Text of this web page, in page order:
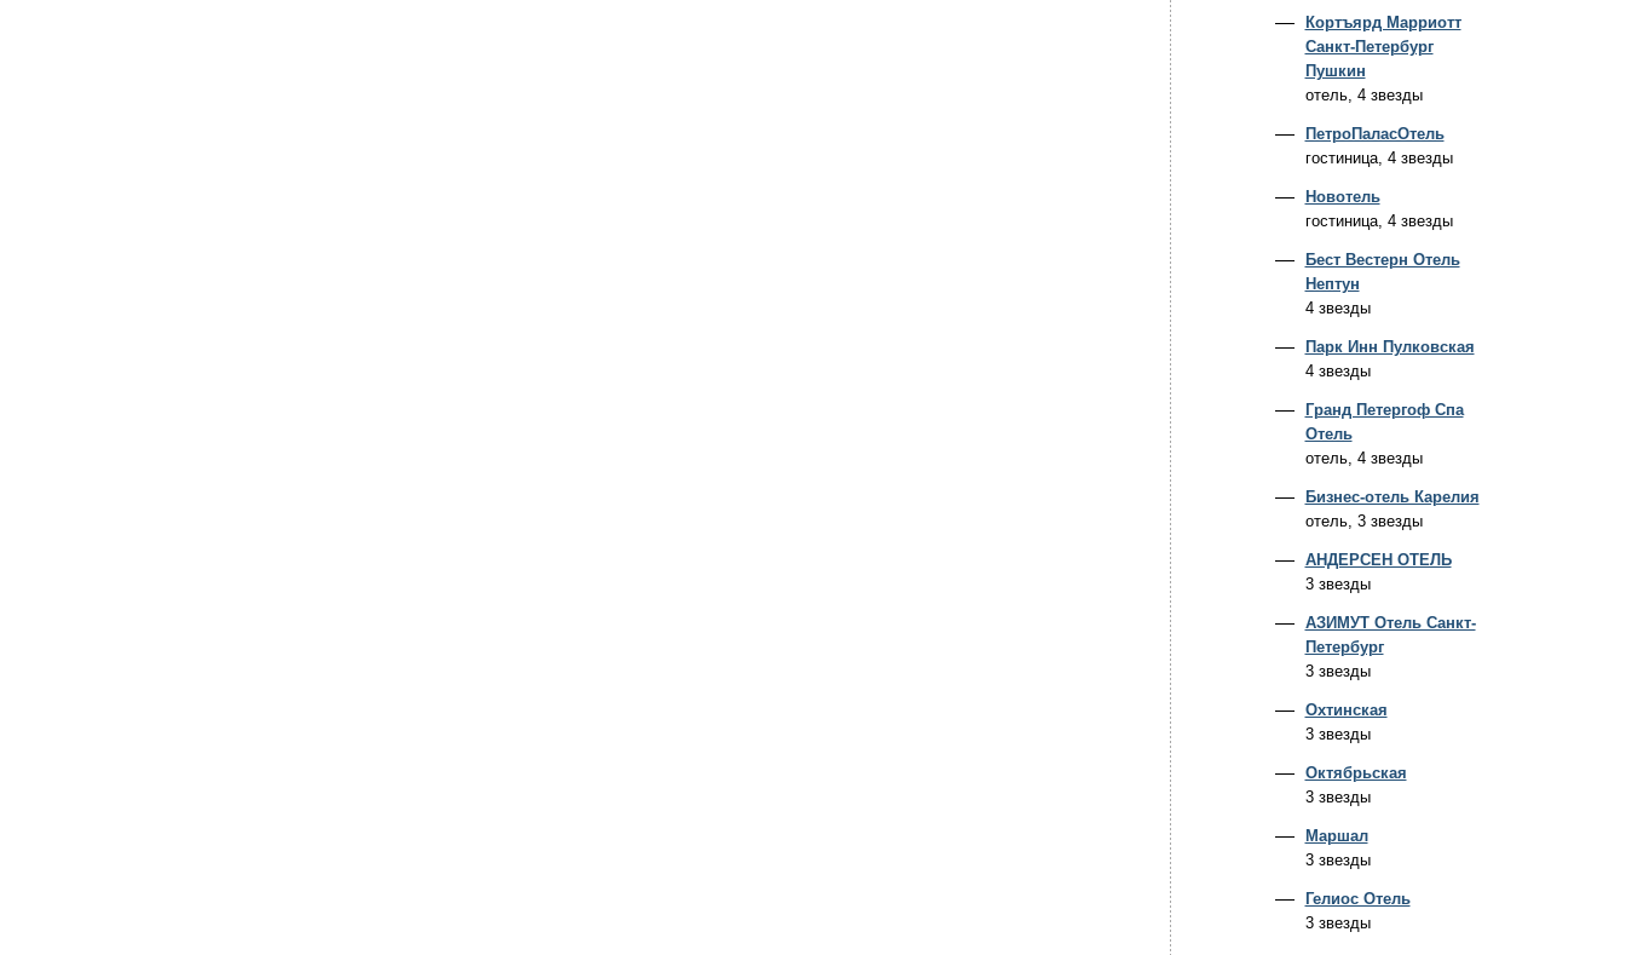
Кортъярд Марриотт
Санкт-Петербург
Пушкин
отель, 4 звезды
ПетроПаласОтель
гостиница, 4 звезды
Новотель
гостиница, 4 звезды
Бест Вестерн Отель
Нептун
4 звезды
Парк Инн Пулковская
4 звезды
Гранд Петергоф Спа
Отель
отель, 4 звезды
Бизнес-отель Карелия
отель, 3 звезды
АНДЕРСЕН ОТЕЛЬ
3 звезды
АЗИМУТ Отель Санкт-
Петербург
3 звезды
Охтинская
3 звезды
Октябрьская
3 звезды
Маршал
3 звезды
Гелиос Отель
3 звезды